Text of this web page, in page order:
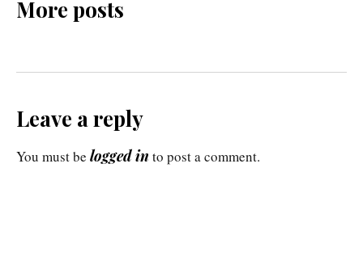
More posts
Leave a reply
You must be logged in to post a comment.